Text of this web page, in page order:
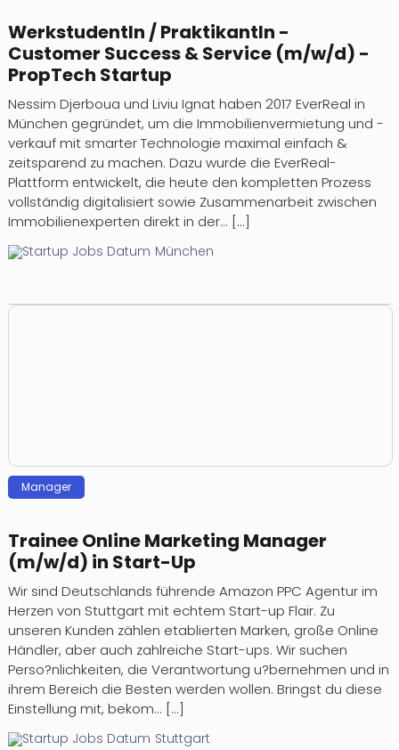
WerkstudentIn / PraktikantIn -
Customer Success & Service (m/w/d) -
PropTech Startup
Nessim Djerboua und Liviu Ignat haben 2017 EverReal in
München gegründet, um die Immobilienvermietung und -
verkauf mit smarter Technologie maximal einfach &
zeitsparend zu machen. Dazu wurde die EverReal-
Plattform entwickelt, die heute den kompletten Prozess
vollständig digitalisiert sowie Zusammenarbeit zwischen
Immobilienexperten direkt in der... [...]
München
Manager
Trainee Online Marketing Manager
(m/w/d) in Start-Up
Wir sind Deutschlands führende Amazon PPC Agentur im
Herzen von Stuttgart mit echtem Start-up Flair. Zu
unseren Kunden zählen etablierten Marken, große Online
Händler, aber auch zahlreiche Start-ups. Wir suchen
Perso?nlichkeiten, die Verantwortung u?bernehmen und in
ihrem Bereich die Besten werden wollen. Bringst du diese
Einstellung mit, bekom... [...]
Stuttgart